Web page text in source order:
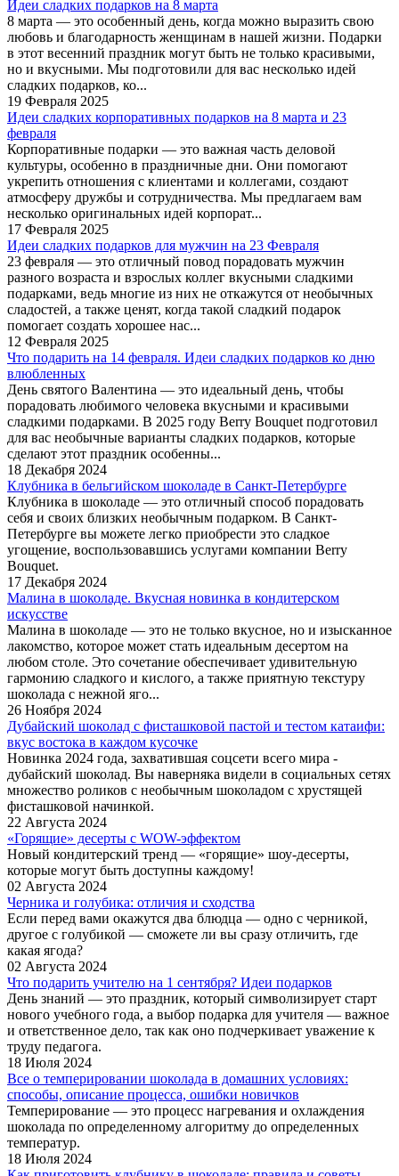
Идеи сладких подарков на 8 марта
8 марта — это особенный день, когда можно выразить свою
любовь и благодарность женщинам в нашей жизни. Подарки
в этот весенний праздник могут быть не только красивыми,
но и вкусными. Мы подготовили для вас несколько идей
сладких подарков, ко...
19 Февраля 2025
Идеи сладких корпоративных подарков на 8 марта и 23
февраля
Корпоративные подарки — это важная часть деловой
культуры, особенно в праздничные дни. Они помогают
укрепить отношения с клиентами и коллегами, создают
атмосферу дружбы и сотрудничества. Мы предлагаем вам
несколько оригинальных идей корпорат...
17 Февраля 2025
Идеи сладких подарков для мужчин на 23 Февраля
23 февраля — это отличный повод порадовать мужчин
разного возраста и взрослых коллег вкусными сладкими
подарками, ведь многие из них не откажутся от необычных
сладостей, а также ценят, когда такой сладкий подарок
помогает создать хорошее нас...
12 Февраля 2025
Что подарить на 14 февраля. Идеи сладких подарков ко дню
влюбленных
День святого Валентина — это идеальный день, чтобы
порадовать любимого человека вкусными и красивыми
сладкими подарками. В 2025 году Berry Bouquet подготовил
для вас необычные варианты сладких подарков, которые
сделают этот праздник особенны...
18 Декабря 2024
Клубника в бельгийском шоколаде в Санкт-Петербурге
Клубника в шоколаде — это отличный способ порадовать
себя и своих близких необычным подарком. В Санкт-
Петербурге вы можете легко приобрести это сладкое
угощение, воспользовавшись услугами компании Berry
Bouquet.
17 Декабря 2024
Малина в шоколаде. Вкусная новинка в кондитерском
искусстве
Малина в шоколаде — это не только вкусное, но и изысканное
лакомство, которое может стать идеальным десертом на
любом столе. Это сочетание обеспечивает удивительную
гармонию сладкого и кислого, а также приятную текстуру
шоколада с нежной яго...
26 Ноября 2024
Дубайский шоколад с фисташковой пастой и тестом катаифи:
вкус востока в каждом кусочке
Новинка 2024 года, захватившая соцсети всего мира -
дубайский шоколад. Вы наверняка видели в социальных сетях
множество роликов с необычным шоколадом с хрустящей
фисташковой начинкой.
22 Августа 2024
«Горящие» десерты с WOW-эффектом
Новый кондитерский тренд — «горящие» шоу-десерты,
которые могут быть доступны каждому!
02 Августа 2024
Черника и голубика: отличия и сходства
Если перед вами окажутся два блюдца — одно с черникой,
другое с голубикой — сможете ли вы сразу отличить, где
какая ягода?
02 Августа 2024
Что подарить учителю на 1 сентября? Идеи подарков
День знаний — это праздник, который символизирует старт
нового учебного года, а выбор подарка для учителя — важное
и ответственное дело, так как оно подчеркивает уважение к
труду педагога.
18 Июля 2024
Все о темперировании шоколада в домашних условиях:
способы, описание процесса, ошибки новичков
Темперирование — это процесс нагревания и охлаждения
шоколада по определенному алгоритму до определенных
температур.
18 Июля 2024